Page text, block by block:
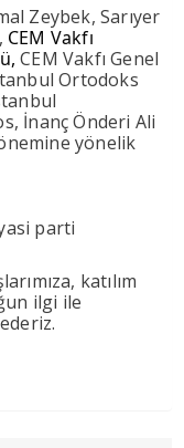
Zeybek, Sarıyer
CEM Vakfı
CEM Vakfı Genel
Ortodoks
İnanç Önderi Ali
yönelik
parti
katılım
ilgi ile